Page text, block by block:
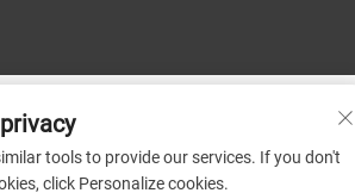
tools to provide our services. If you don't
click Personalize cookies.